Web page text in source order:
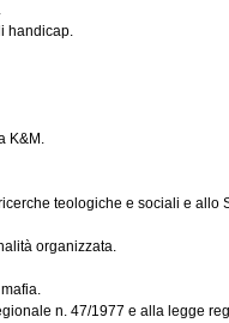
handicap.
K&M.
teologiche e sociali e allo
organizzata.
n. 47/1977 e alla legge